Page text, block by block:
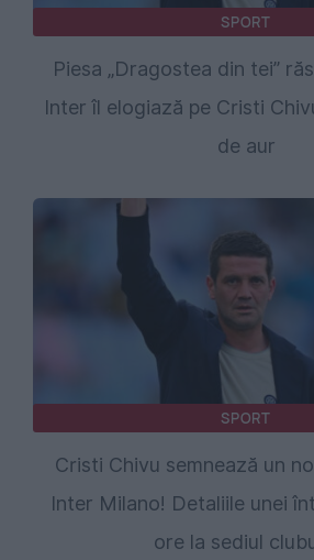
SPORT
Piesa „Dragostea din tei”
Inter îl elogiază pe Cristi
de aur
SPORT
Cristi Chivu semnează un
Inter Milano! Detaliile unei
ore la sediul